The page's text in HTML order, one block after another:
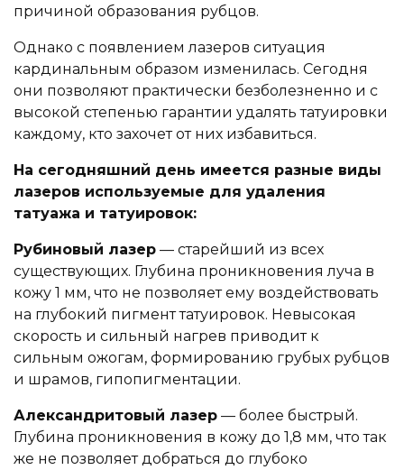
причиной образования рубцов.
Однако с появлением лазеров ситуация
кардинальным образом изменилась. Сегодня
они позволяют практически безболезненно и с
высокой степенью гарантии удалять татуировки
каждому, кто захочет от них избавиться.
На сегодняшний день имеется разные виды
лазеров используемые для удаления
татуажа и татуировок:
Рубиновый лазер — старейший из всех
существующих. Глубина проникновения луча в
кожу 1 мм, что не позволяет ему воздействовать
на глубокий пигмент татуировок. Невысокая
скорость и сильный нагрев приводит к
сильным ожогам, формированию грубых рубцов
и шрамов, гипопигментации.
Александритовый лазер — более быстрый.
Глубина проникновения в кожу до 1,8 мм, что так
же не позволяет добраться до глубоко